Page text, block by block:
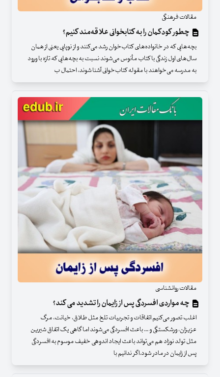
مقالات فرهنگی
چطور کودکمان را به کتابخوانی علاقه‌مند کنیم؟
بچه‌هایی که در خانواده‌های کتاب‌خوان رشد می‌کنند و از نوپایی یعنی از همان
سال‌های اول زندگی با کتاب مأنوس می‌شوند نسبت به بچه‌هایی که تازه با ورود
به مدرسه می‌خواهند با مقوله کتاب‌خوانی آشنا شوند، احتمال ب
مقالات روانشناسی
چه مواردی افسردگی پس از زایمان را تشدید می کند؟
اغلب تصور می‌کنیم اتفاقات و تجربیات تلخ مثل طلاق، خیانت، مرگ
عزیزان، ورشکستگی و ... باعث افسردگی می‌شوند اما گاهی یک اتفاق شیرین
مثل تولد نوزاد هم می‌تواند باعث ایجاد اندوهی خفیف موسوم به افسردگی
پس از زایمان در مادر شود.اگر ندانیم با